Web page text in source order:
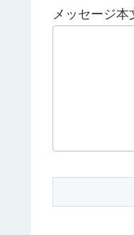
メッセージ本